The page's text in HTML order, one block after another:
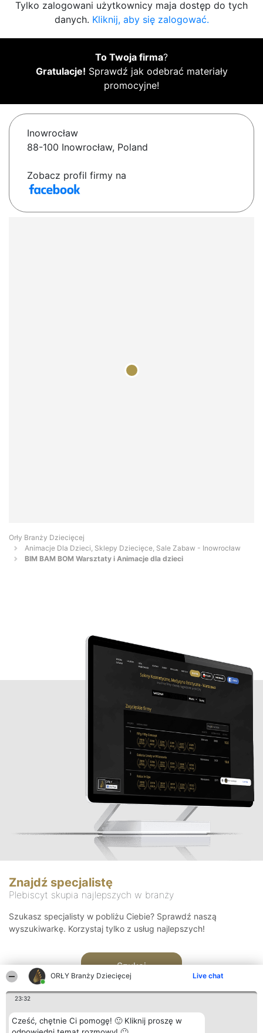
ORŁY Branży Dziecięcej Live chat
23:32
Cześć, chętnie Ci pomogę! 🙂 Kliknij proszę w
Tylko zalogowani użytkownicy maja dostęp do tych
danych. Kliknij, aby się zalogować.
To Twoja firma?
Gratulacje! Sprawdź jak odebrać materiały
promocyjne!
Inowrocław
88-100 Inowrocław, Poland
Zobacz profil firmy na
Orły Branży Dziecięcej
Animacje Dla Dzieci, Sklepy Dziecięce, Sale Zabaw - Inowrocław
BIM BAM BOM Warsztaty i Animacje dla dzieci
Znajdź specjalistę
Plebiscyt skupia najlepszych w branży
Szukasz specjalisty w pobliżu Ciebie? Sprawdź naszą
wyszukiwarkę. Korzystaj tylko z usług najlepszych!
Szukaj